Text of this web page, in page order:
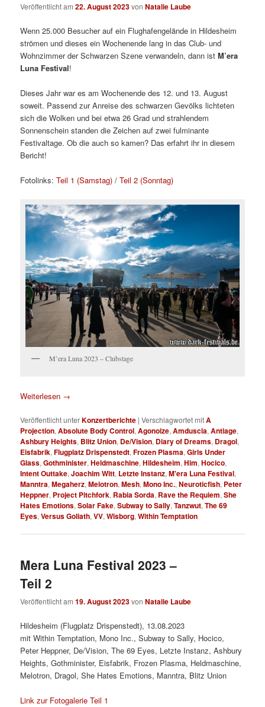
Veröffentlicht am22. August 2023vonNatalie Laube
Wenn 25.000 Besucher auf ein Flughafengelände in Hildesheim
strömen und dieses ein Wochenende lang in das Club- und
Wohnzimmer der Schwarzen Szene verwandeln, dann istM’era
Luna Festival!
Dieses Jahr war es am Wochenende des 12. und 13. August
soweit. Passend zur Anreise des schwarzen Gevölks lichteten
sich die Wolken und bei etwa 26 Grad und strahlendem
Sonnenschein standen die Zeichen auf zwei fulminante
Festivaltage. Ob die auch so kamen? Das erfahrt ihr in diesem
Bericht!
Fotolinks:Teil 1 (Samstag) /Teil 2 (Sonntag)
M’era Luna 2023 – Clubstage
Weiterlesen →
Veröffentlicht unterKonzertberichte |Verschlagwortet mitA
Projection,Absolute Body Control,Agonoize,Amduscia,Antiage,
Ashbury Heights, Blitz Union, De/Vision, Diary of Dreams, Dragol,
Eisfabrik,Flugplatz Drispenstedt,Frozen Plasma,Girls Under
Glass,Gothminister,Heldmaschine,Hildesheim,Him,Hocico,
Intent Outtake,Joachim Witt, Letzte Instanz,M'era Luna Festival,
Manntra,Megaherz,Melotron,Mesh,Mono Inc.,Neuroticfish, Peter
Heppner, Project Pitchfork, Rabia Sorda, Rave the Requiem,She
Hates Emotions,Solar Fake,Subway to Sally,Tanzwut,The 69
Eyes,Versus Goliath,VV,Wisborg,Within Temptation
Mera Luna Festival 2023 –
Teil 2
Veröffentlicht am19. August 2023vonNatalie Laube
Hildesheim (Flugplatz Drispenstedt), 13.08.2023
mit Within Temptation, Mono Inc., Subway to Sally, Hocico,
Peter Heppner, De/Vision, The 69 Eyes, Letzte Instanz, Ashbury
Heights, Gothminister, Eisfabrik, Frozen Plasma, Heldmaschine,
Melotron, Dragol, She Hates Emotions, Manntra, Blitz Union
Link zur Fotogalerie Teil 1